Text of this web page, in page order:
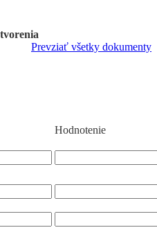
Prevziať všetky dokumenty
Hodnotenie